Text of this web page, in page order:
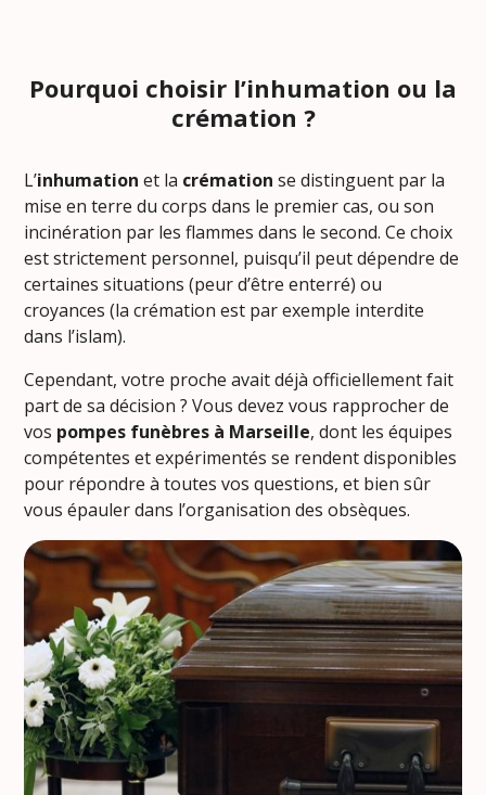
Pourquoi choisir l’inhumation ou la
crémation ?
L’inhumation et la crémation se distinguent par la
mise en terre du corps dans le premier cas, ou son
incinération par les flammes dans le second. Ce choix
est strictement personnel, puisqu’il peut dépendre de
certaines situations (peur d’être enterré) ou
croyances (la crémation est par exemple interdite
dans l’islam).
Cependant, votre proche avait déjà officiellement fait
part de sa décision ? Vous devez vous rapprocher de
vos pompes funèbres à Marseille, dont les équipes
compétentes et expérimentés se rendent disponibles
pour répondre à toutes vos questions, et bien sûr
vous épauler dans l’organisation des obsèques.